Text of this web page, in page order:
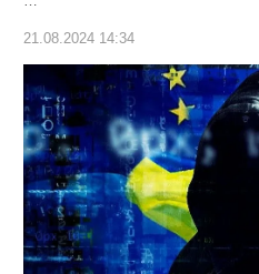
21.08.2024 14:34